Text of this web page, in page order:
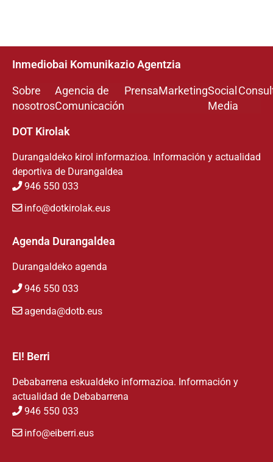
Inmediobai Komunikazio Agentzia
Sobre
nosotros
Agencia de
Comunicación
PrensaMarketingSocial
Media
DOT Kirolak
Durangaldeko kirol informazioa. Información y actualidad
deportiva de Durangaldea
946 550 033
info@dotkirolak.eus
Agenda Durangaldea
Durangaldeko agenda
946 550 033
agenda@dotb.eus
EI! Berri
Debabarrena eskualdeko informazioa. Información y
actualidad de Debabarrena
946 550 033
info@eiberri.eus